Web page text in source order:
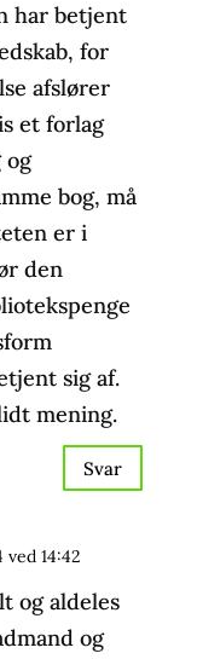
har betjent
for
afslører
et forlag
og
bog, må
er i
den
sig af.
mening.
Svar
14:42
og aldeles
og